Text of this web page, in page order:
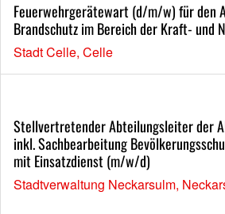
Feuerwehrgerätewart (d/m/w) für den
Brandschutz im Bereich der Kraft- und
Stadt Celle, Celle
Stellvertretender Abteilungsleiter der
inkl. Sachbearbeitung
mit Einsatzdienst (m/w/d)
Stadtverwaltung Neckarsulm,